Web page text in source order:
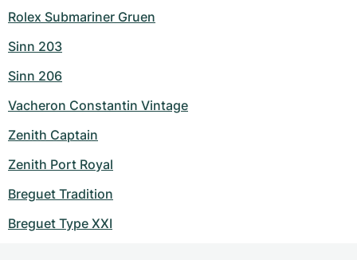
Rolex Submariner Gruen
Sinn 203
Sinn 206
Vacheron Constantin Vintage
Zenith Captain
Zenith Port Royal
Breguet Tradition
Breguet Type XXI